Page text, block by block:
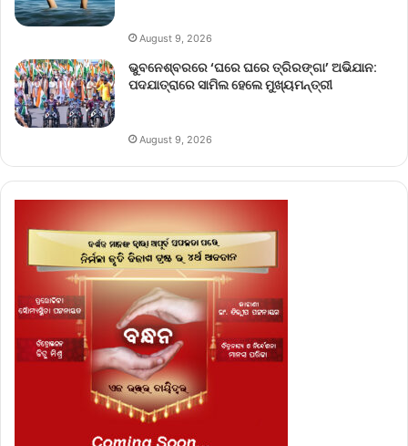
August 9, 2026
ଭୁବନେଶ୍ବରରେ ‘ଘରେ ଘରେ ତ୍ରିରଙ୍ଗା’ ଅଭିଯାନ:
ପଦଯାତ୍ରାରେ ସାମିଲ ହେଲେ ମୁଖ୍ୟମନ୍ତ୍ରୀ
August 9, 2026